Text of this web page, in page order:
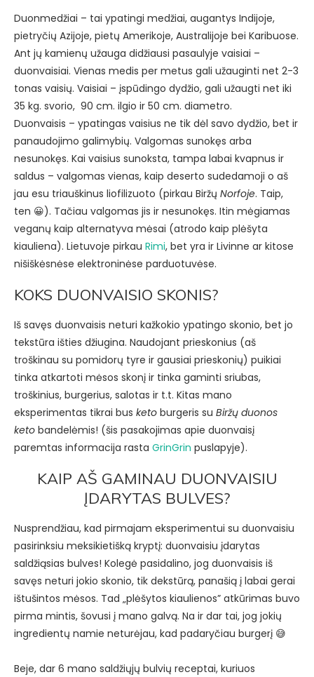
Duonmedžiai – tai ypatingi medžiai, augantys Indijoje,
pietryčių Azijoje, pietų Amerikoje, Australijoje bei Karibuose.
Ant jų kamienų užauga didžiausi pasaulyje vaisiai –
duonvaisiai. Vienas medis per metus gali užauginti net 2-3
tonas vaisių. Vaisiai – įspūdingo dydžio, gali užaugti net iki
35 kg. svorio, 90 cm. ilgio ir 50 cm. diametro.
Duonvaisis – ypatingas vaisius ne tik dėl savo dydžio, bet ir
panaudojimo galimybių. Valgomas sunokęs arba
nesunokęs. Kai vaisius sunoksta, tampa labai kvapnus ir
saldus – valgomas vienas, kaip deserto sudedamoji o aš
jau esu triauškinus liofilizuoto (pirkau Biržų Norfoje. Taip,
ten 😀). Tačiau valgomas jis ir nesunokęs. Itin mėgiamas
veganų kaip alternatyva mėsai (atrodo kaip plėšyta
kiauliena). Lietuvoje pirkau Rimi, bet yra ir Livinne ar kitose
nišiškėsnėse elektroninėse parduotuvėse.
KOKS DUONVAISIO SKONIS?
Iš savęs duonvaisis neturi kažkokio ypatingo skonio, bet jo
tekstūra išties džiugina. Naudojant prieskonius (aš
troškinau su pomidorų tyre ir gausiai prieskonių) puikiai
tinka atkartoti mėsos skonį ir tinka gaminti sriubas,
troškinius, burgerius, salotas ir t.t. Kitas mano
eksperimentas tikrai bus keto burgeris su Biržų duonos
keto bandelėmis! (šis pasakojimas apie duonvaisį
paremtas informacija rasta GrinGrin puslapyje).
KAIP AŠ GAMINAU DUONVAISIU
ĮDARYTAS BULVES?
Nusprendžiau, kad pirmajam eksperimentui su duonvaisiu
pasirinksiu meksikietišką kryptį: duonvaisiu įdarytas
saldžiąsias bulves! Kolegė pasidalino, jog duonvaisis iš
savęs neturi jokio skonio, tik dekstūrą, panašią į labai gerai
ištušintos mėsos. Tad „plėšytos kiaulienos” atkūrimas buvo
pirma mintis, šovusi į mano galvą. Na ir dar tai, jog jokių
ingredientų namie neturėjau, kad padaryčiau burgerį 😅
Beje, dar 6 mano saldžiųjų bulvių receptai, kuriuos